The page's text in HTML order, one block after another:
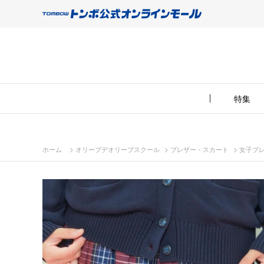
特集
ホーム > オリーブデオリーブスクール > ブレザー・スカート > 女子ブ